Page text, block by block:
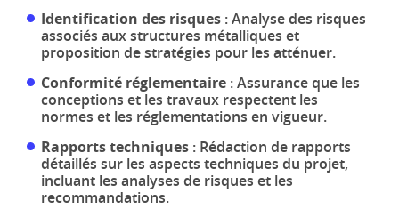
Identification des risques : Analyse des risques
associés aux structures métalliques et
proposition de stratégies pour les atténuer.
Conformité réglementaire : Assurance que les
conceptions et les travaux respectent les
normes et les réglementations en vigueur.
Rapports techniques : Rédaction de rapports
détaillés sur les aspects techniques du projet,
incluant les analyses de risques et les
recommandations.